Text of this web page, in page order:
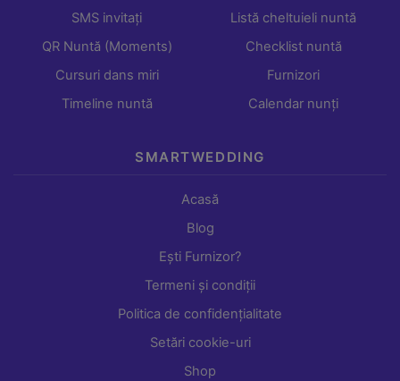
SMS invitați
QR Nuntă (Moments)
Cursuri dans miri
Timeline nuntă
Listă cheltuieli nuntă
Checklist nuntă
Furnizori
Calendar nunți
SMARTWEDDING
Acasă
Blog
Ești Furnizor?
Termeni și condiții
Politica de confidențialitate
Setări cookie-uri
Shop